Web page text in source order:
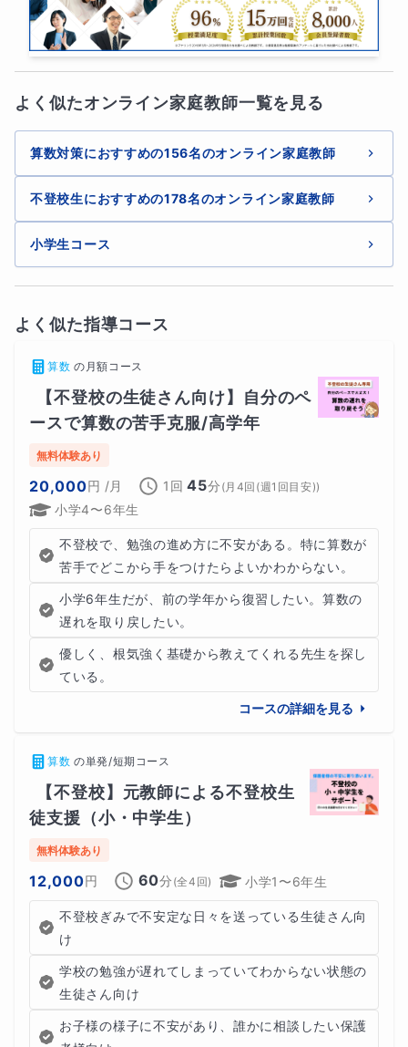
🌼授業の流れ（45分）🌼
・前回の内容の簡単な振り返り
お子さんが安心して授業に入れるよう、リラックスした雰
囲気でスタートします。
２．学習（約35分）
お子さんの理解度や状況に合わせて、次のような学習を行
います。
・計算問題の練習
・問題文の読み方の確認
・色分けや図を使った問題整理
・解き方の手順の確認
・文章問題の考え方の練習
ら進めていきます。
３．まとめ（約５分）
・その日の学習の振り返り
・できたことの確認
・次回の学習の簡単な案内
「できたこと」に目を向けながら、少しずつ算数への自信
につなげていきます。
よく似たオンライン家庭教師一覧を見る
算数対策におすすめの156名のオンライン家庭教師
不登校生におすすめの178名のオンライン家庭教師
小学生コース
よく似た指導コース
算数 の 月額コース
【不登校の生徒さん向け】自分のペ
ースで算数の苦手克服/高学年
無料体験あり
20,000円 /月 1回 45分 (月4回(週1回目安))
小学4〜6年生
不登校で、勉強の進め方に不安がある。特に算数が
苦手でどこから手をつけたらよいかわからない。
小学6年生だが、前の学年から復習したい。算数の
遅れを取り戻したい。
優しく、根気強く基礎から教えてくれる先生を探し
ている。
コースの詳細を見る
算数 の単発/短期コース
【不登校】元教師による不登校生
徒支援（小・中学生）
無料体験あり
12,000円 60分 (全4 回) 小学1〜6年生
不登校ぎみで不安定な日々を送っている生徒さん向
け
学校の勉強が遅れてしまっていてわからない状態の
生徒さん向け
お子様の様子に不安があり、誰かに相談したい保護